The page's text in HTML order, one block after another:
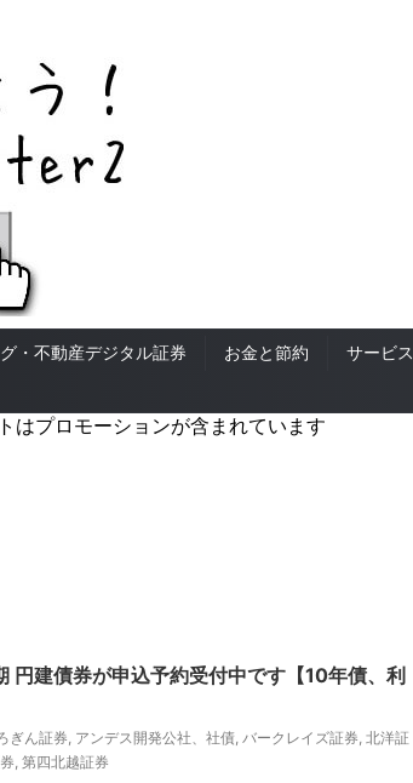
・不動産デジタル証券 お金と節約 サービス
はプロモーションが含まれています
建債券が申込予約受付中です【10年債、利
ぎん証券, アンデス開発公社、社債, バークレイズ証券, 北洋証
, 第四北越証券